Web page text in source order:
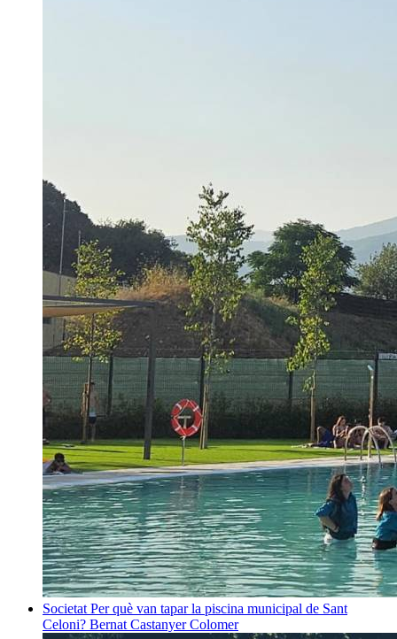
Societat Per què van tapar la piscina municipal de Sant
Celoni? Bernat Castanyer Colomer